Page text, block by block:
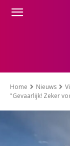
Home Nieuws
"Gevaarlijk! Zeker